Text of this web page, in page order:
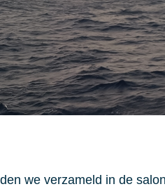
we verzameld in de